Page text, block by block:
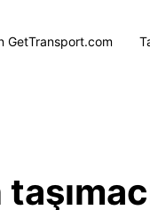
GetTransport.com